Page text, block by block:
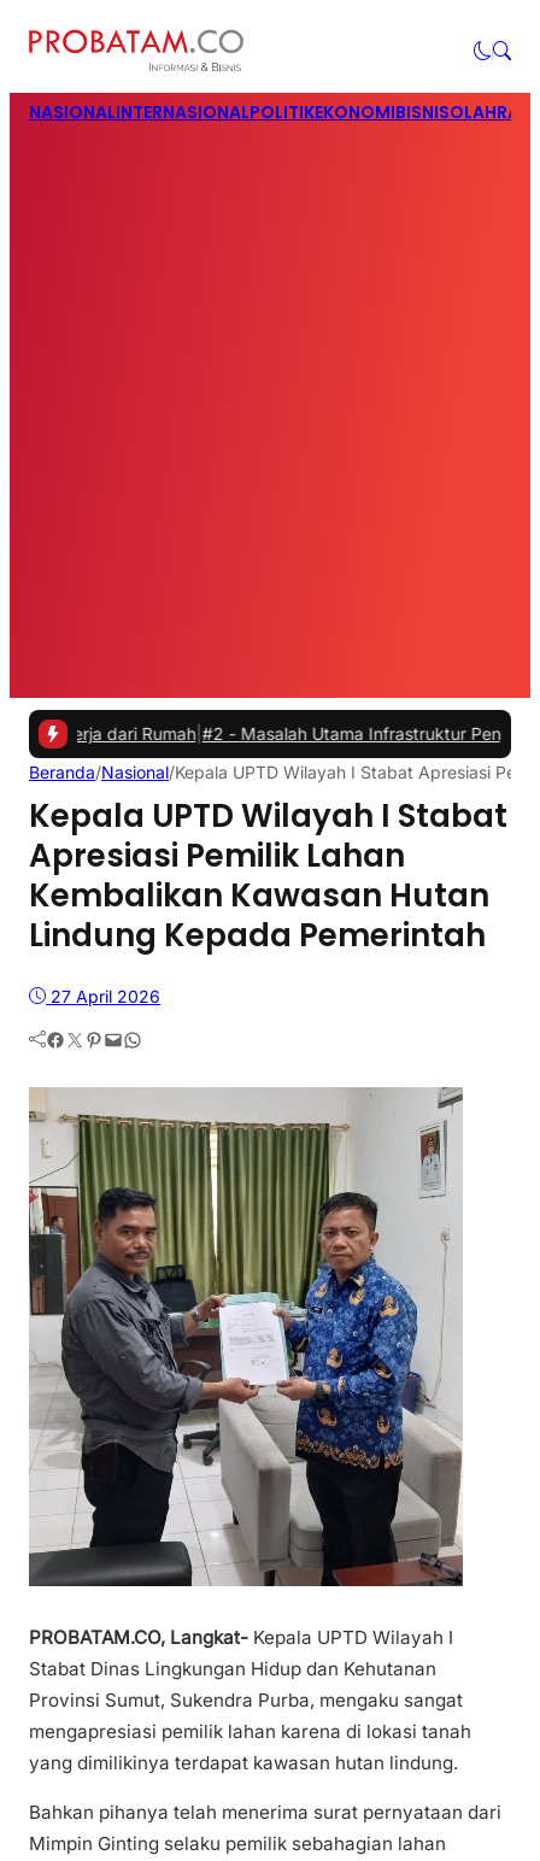
NASIONALINTERNASIONALPOLITIKEKONOMIBISNIS
dari Rumah| #2 -Masalah Utama Infrastruktur Pengisian Daya
Beranda/Nasional/Kepala UPTD Wilayah I Stabat Apresiasi
Kepala UPTD Wilayah I Stabat
Apresiasi Pemilik Lahan
Kembalikan Kawasan Hutan
Lindung Kepada Pemerintah
27 April 2026
Facebook Twitter Pinterest Mail WhatsApp
PROBATAM.CO, Langkat- Kepala UPTD Wilayah I
Stabat Dinas Lingkungan Hidup dan Kehutanan
Provinsi Sumut, Sukendra Purba, mengaku sangat
mengapresiasi pemilik lahan karena di lokasi tanah
yang dimilikinya terdapat kawasan hutan lindung.
Bahkan pihanya telah menerima surat pernyataan dari
Mimpin Ginting selaku pemilik sebahagian lahan